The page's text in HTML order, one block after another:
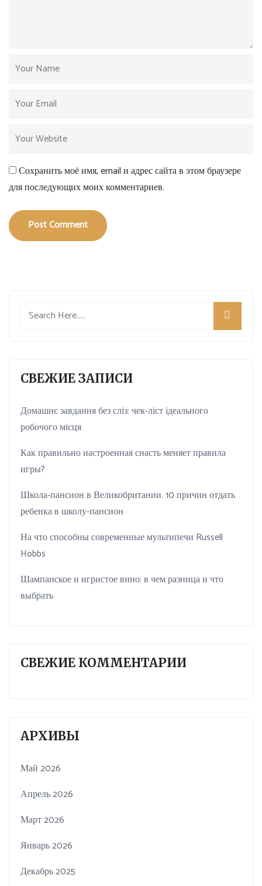
Сохранить моё имя, email и адрес сайта в этом браузере
для последующих моих комментариев.
Post Comment
СВЕЖИЕ ЗАПИСИ
Домашнє завдання без сліз: чек-ліст ідеального
робочого місця
Как правильно настроенная снасть меняет правила
игры?
Школа-пансион в Великобритании. 10 причин отдать
ребенка в школу-пансион
На что способны современные мультипечи Russell
Hobbs
Шампанское и игристое вино: в чем разница и что
выбрать
СВЕЖИЕ КОММЕНТАРИИ
АРХИВЫ
Май 2026
Апрель 2026
Март 2026
Январь 2026
Декабрь 2025